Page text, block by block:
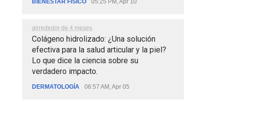
BIENESTAR FÍSICO 05:25 PM, Apr 10
alrrededor de 4 meses
Colágeno hidrolizado: ¿Una solución
efectiva para la salud articular y la piel?
Lo que dice la ciencia sobre su
verdadero impacto.
DERMATOLOGÍA 06:57 AM, Apr 05